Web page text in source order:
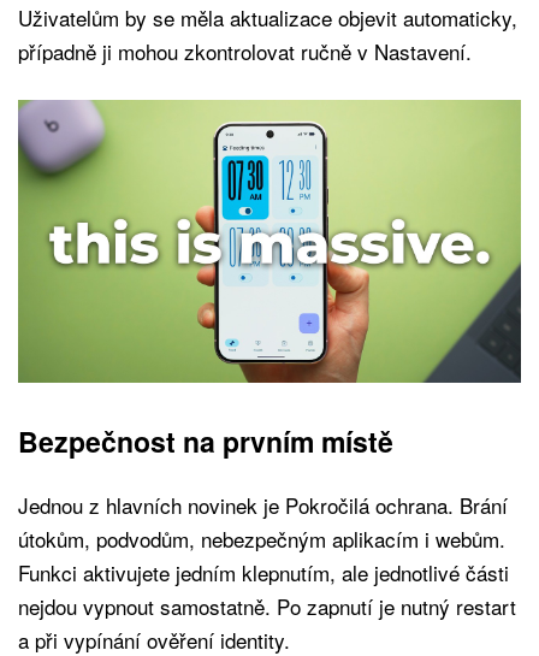
Uživatelům by se měla aktualizace objevit automaticky,
případně ji mohou zkontrolovat ručně v Nastavení.
Bezpečnost na prvním místě
Jednou z hlavních novinek je Pokročilá ochrana. Brání
útokům, podvodům, nebezpečným aplikacím i webům.
Funkci aktivujete jedním klepnutím, ale jednotlivé části
nejdou vypnout samostatně. Po zapnutí je nutný restart
a při vypínání ověření identity.